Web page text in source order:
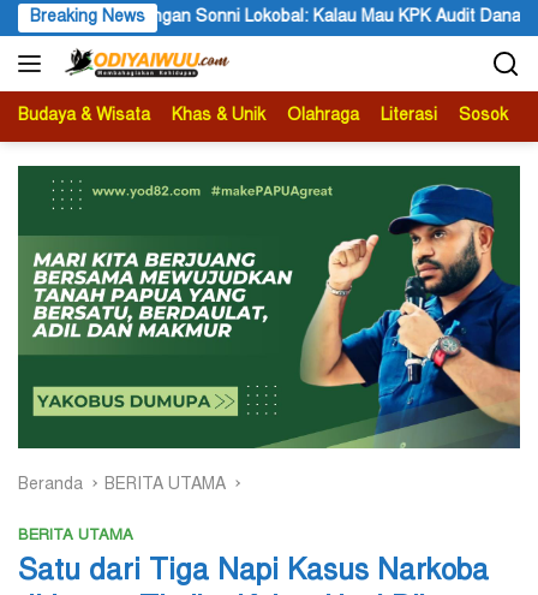
Langsung
ke
konten
Breaking News
Kalau Mau KPK Audit Dana Otsus Seluruh Tanah Papua
Budaya & Wisata Khas & Unik Olahraga Literasi Sosok
Beranda BERITA UTAMA
BERITA UTAMA
Satu dari Tiga Napi Kasus Narkoba